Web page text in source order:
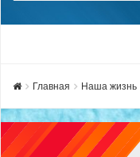
Главная Наша жизнь